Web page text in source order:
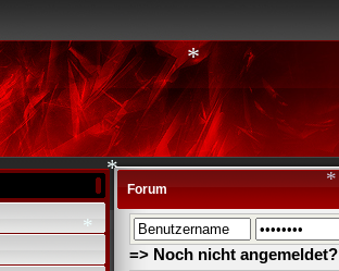
Forum
=> Noch nicht angemeldet?
*
*
*